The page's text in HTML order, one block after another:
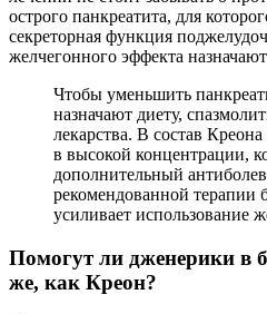
острого панкреатита, для
секреторная функция
желчегонного эффекта
Чтобы уменьшить
назначают диету,
лекарства. В состав
в высокой концентрации,
дополнительный
рекомендованной терапии
усиливает использование
Помогут ли дженерики в
же, как Креон?